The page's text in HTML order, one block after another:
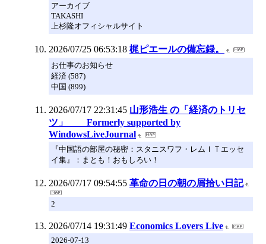
アーカイブ
TAKASHI
上杉隆オフィシャルサイト
2026/07/25 06:53:18 梶ピエールの備忘録。
お仕事のお知らせ
経済 (587)
中国 (899)
2026/07/17 22:31:45 山形浩生 の「経済のトリセ
ツ」 Formerly supported by
WindowsLiveJournal
『中国語の部屋の秘密：スタニスワフ・レムＩＴエッセ
イ集』：まとも！おもしろい！
2026/07/17 09:54:55 革命の日の朝の屑拾い日記
2
2026/07/14 19:31:49 Economics Lovers Live
2026-07-13